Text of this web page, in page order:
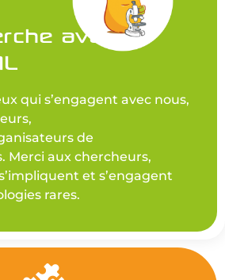
avance
qui s’engagent avec nous,
de
Merci aux chercheurs,
et s’engagent
rares.